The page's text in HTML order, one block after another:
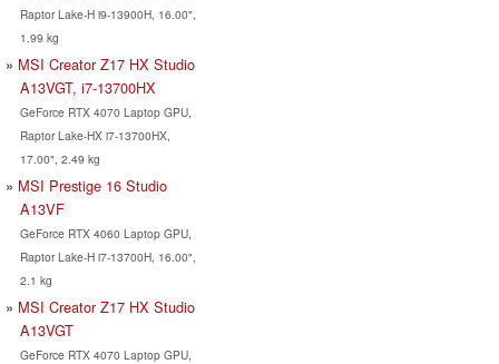
Raptor Lake-H i9-13900H, 16.00",
1.99 kg
MSI Creator Z17 HX Studio
A13VGT, i7-13700HX
GeForce RTX 4070 Laptop GPU,
Raptor Lake-HX i7-13700HX,
17.00", 2.49 kg
MSI Prestige 16 Studio
A13VF
GeForce RTX 4060 Laptop GPU,
Raptor Lake-H i7-13700H, 16.00",
2.1 kg
MSI Creator Z17 HX Studio
A13VGT
GeForce RTX 4070 Laptop GPU,